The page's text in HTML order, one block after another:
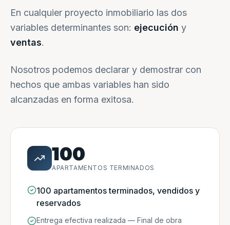
En cualquier proyecto inmobiliario las dos
variables determinantes son: ejecución y
ventas.
Nosotros podemos declarar y demostrar con
hechos que ambas variables han sido
alcanzadas en forma exitosa.
100
APARTAMENTOS TERMINADOS
100 apartamentos terminados, vendidos y
reservados
Entrega efectiva realizada — Final de obra